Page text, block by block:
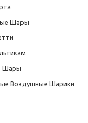
Шары
Шары
Воздушные Шарики